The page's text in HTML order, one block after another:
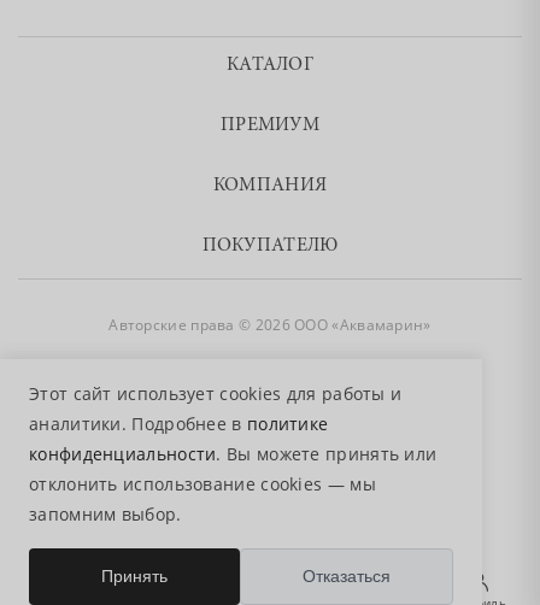
Этот сайт использует cookies для работы и
аналитики. Подробнее в политике
конфиденциальности. Вы можете принять или
отклонить использование cookies — мы
запомним выбор.
Принять Отказаться0
КАТАЛОГ
ПРЕМИУМ
КОМПАНИЯ
ПОКУПАТЕЛЮ
Авторские права © 2026 ООО «Аквамарин»